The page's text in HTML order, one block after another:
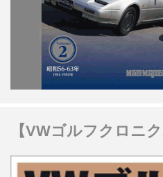
【VWゴルフクロニ